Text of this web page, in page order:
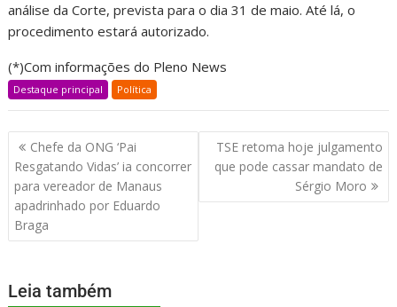
análise da Corte, prevista para o dia 31 de maio. Até lá, o
procedimento estará autorizado.
(*)Com informações do Pleno News
Destaque principal Política
Chefe da ONG ‘Pai
Resgatando Vidas’ ia concorrer
para vereador de Manaus
apadrinhado por Eduardo
Braga
TSE retoma hoje julgamento
que pode cassar mandato de
Sérgio Moro
Leia também